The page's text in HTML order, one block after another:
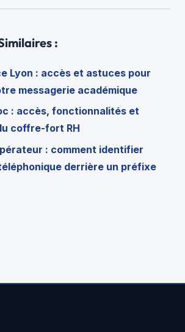
:
Lyon : accès et astuces pour
messagerie académique
: accès, fonctionnalités et
coffre-fort RH
: comment identifier
derrière un préfixe